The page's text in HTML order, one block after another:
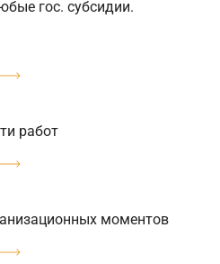
гос. субсидии.
работ
моментов